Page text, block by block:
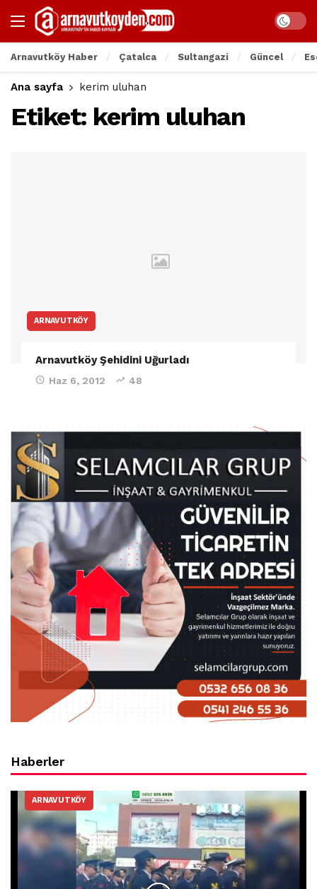
Arnavutköy Haber Çatalca Sultangazi Güncel
Ana sayfa kerim uluhan
Etiket: kerim uluhan
ARNAVUTKÖY
Arnavutköy Şehidini Uğurladı
Haz 6, 2012 48
Haberler
ARNAVUTKÖY